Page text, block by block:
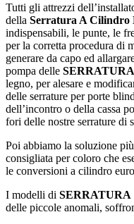
Tutti gli attrezzi
della Serratura A Cilindro
indispensabili, le punte, le
per la corretta procedura di
generare da capo ed
pompa delle SERRATURA
legno, per alesare e
delle serrature per porte
dell’incontro o della cassa
fori delle nostre serrature di
Poi abbiamo la soluzione
consigliata per coloro che
le conversioni a cilindro
I modelli di SERRATURA
delle piccole anomali,